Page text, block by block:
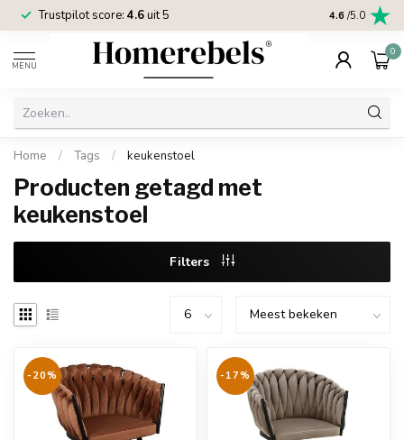
Trustpilot score: 4.6uit 5 2 jaar
4.6 /5.0
MENU
0
Home / Tags / keukenstoel
Producten getagd met
keukenstoel
Filters
-20% -17%